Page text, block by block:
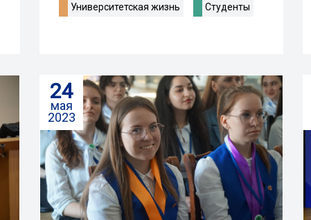
Университетская жизнь Студенты
24
мая
2023